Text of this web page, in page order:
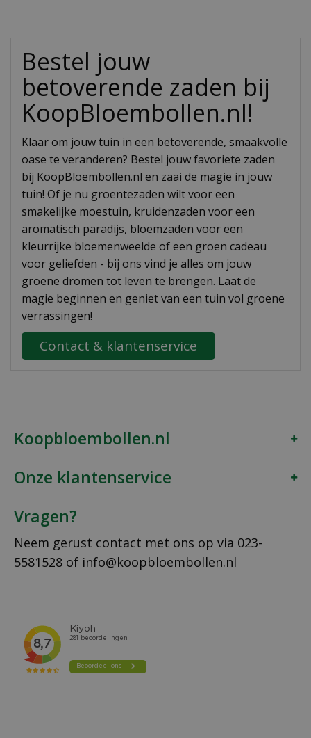
Bestel jouw
betoverende zaden bij
KoopBloembollen.nl!
Klaar om jouw tuin in een betoverende, smaakvolle
oase te veranderen? Bestel jouw favoriete zaden
bij KoopBloembollen.nl en zaai de magie in jouw
tuin! Of je nu groentezaden wilt voor een
smakelijke moestuin, kruidenzaden voor een
aromatisch paradijs, bloemzaden voor een
kleurrijke bloemenweelde of een groen cadeau
voor geliefden - bij ons vind je alles om jouw
groene dromen tot leven te brengen. Laat de
magie beginnen en geniet van een tuin vol groene
verrassingen!
Contact & klantenservice
Koopbloembollen.nl
Onze klantenservice
Vragen?
Neem gerust contact met ons op via 023-
5581528 of info@koopbloembollen.nl